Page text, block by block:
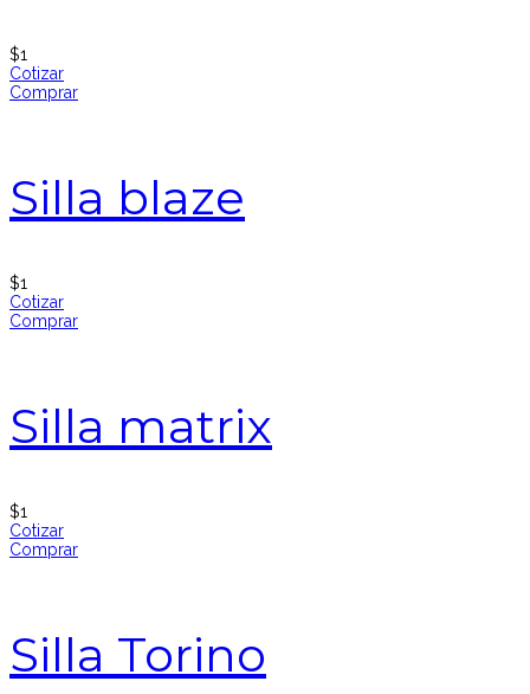
$1
Cotizar
Comprar
Silla blaze
$1
Cotizar
Comprar
Silla matrix
$1
Cotizar
Comprar
Silla Torino